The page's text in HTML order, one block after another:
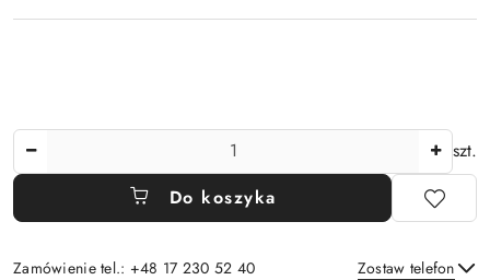
szt.
Do koszyka
Zamówienie tel.: +48 17 230 52 40 Zostaw telefon